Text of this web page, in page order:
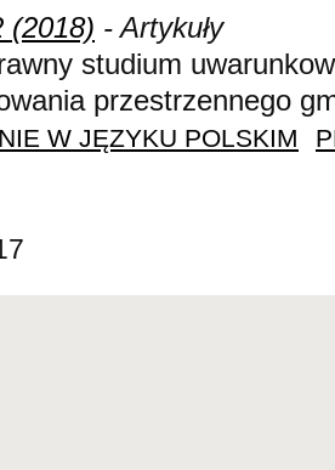
(2018) - Artykuły
studium
przestrzennego
W JĘZYKU POLSKIM